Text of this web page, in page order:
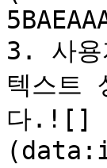
3. 사용
텍스트
다.![]